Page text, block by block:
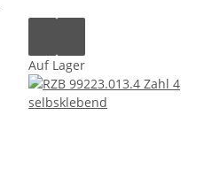
Auf Lager